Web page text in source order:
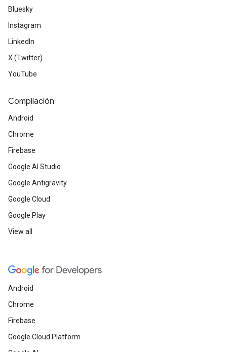
Bluesky
Instagram
LinkedIn
X (Twitter)
YouTube
Compilación
Android
Chrome
Firebase
Google AI Studio
Google Antigravity
Google Cloud
Google Play
View all
Android
Chrome
Firebase
Google Cloud Platform